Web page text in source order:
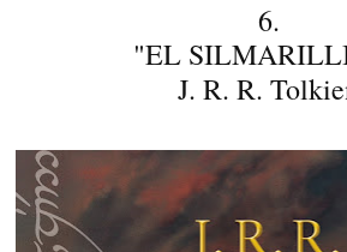
6.
"EL
J. R. R.